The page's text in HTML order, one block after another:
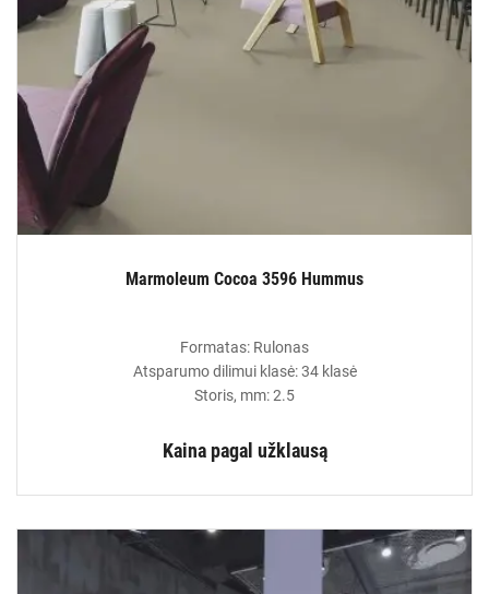
Marmoleum Cocoa 3596 Hummus
Formatas: Rulonas
Atsparumo dilimui klasė: 34 klasė
Storis, mm: 2.5
Kaina pagal užklausą